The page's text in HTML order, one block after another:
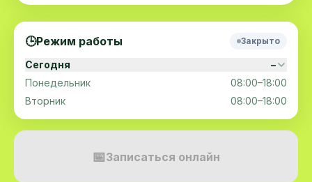
🕒Режим работы Закрыто
Сегодня
–
Понедельник
08:00–18:00
Вторник
08:00–18:00
📅Записаться онлайн